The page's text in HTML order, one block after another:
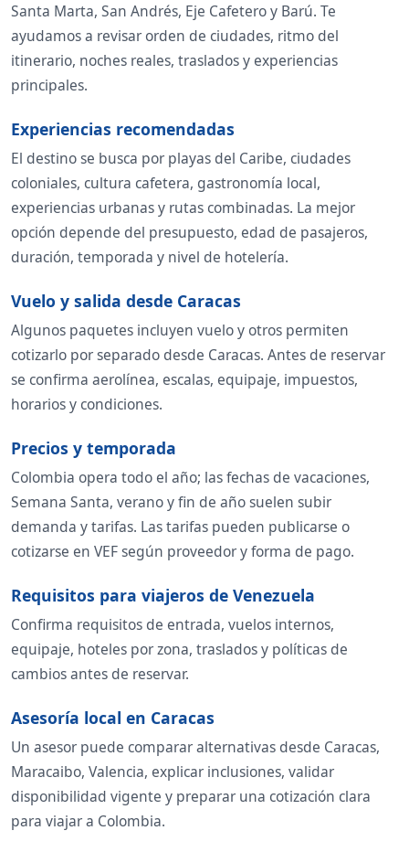
Santa Marta, San Andrés, Eje Cafetero y Barú. Te
ayudamos a revisar orden de ciudades, ritmo del
itinerario, noches reales, traslados y experiencias
principales.
Experiencias recomendadas
El destino se busca por playas del Caribe, ciudades
coloniales, cultura cafetera, gastronomía local,
experiencias urbanas y rutas combinadas. La mejor
opción depende del presupuesto, edad de pasajeros,
duración, temporada y nivel de hotelería.
Vuelo y salida desde Caracas
Algunos paquetes incluyen vuelo y otros permiten
cotizarlo por separado desde Caracas. Antes de reservar
se confirma aerolínea, escalas, equipaje, impuestos,
horarios y condiciones.
Precios y temporada
Colombia opera todo el año; las fechas de vacaciones,
Semana Santa, verano y fin de año suelen subir
demanda y tarifas. Las tarifas pueden publicarse o
cotizarse en VEF según proveedor y forma de pago.
Requisitos para viajeros de Venezuela
Confirma requisitos de entrada, vuelos internos,
equipaje, hoteles por zona, traslados y políticas de
cambios antes de reservar.
Asesoría local en Caracas
Un asesor puede comparar alternativas desde Caracas,
Maracaibo, Valencia, explicar inclusiones, validar
disponibilidad vigente y preparar una cotización clara
para viajar a Colombia.